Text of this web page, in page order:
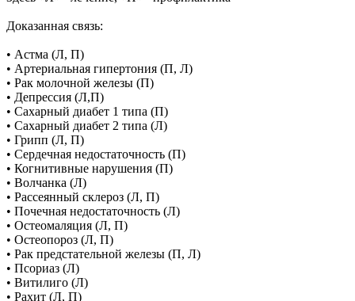
Доказанная связь:
• Астма (Л, П)
• Артериальная гипертония (П, Л)
• Рак молочной железы (П)
• Депрессия (Л,П)
• Сахарный диабет 1 типа (П)
• Сахарный диабет 2 типа (Л)
• Грипп (Л, П)
• Сердечная недостаточность (П)
• Когнитивные нарушения (П)
• Волчанка (Л)
• Рассеянный склероз (Л, П)
• Почечная недостаточность (Л)
• Остеомаляция (Л, П)
• Остеопороз (Л, П)
• Рак предстательной железы (П, Л)
• Псориаз (Л)
• Витилиго (Л)
• Рахит (Л, П)